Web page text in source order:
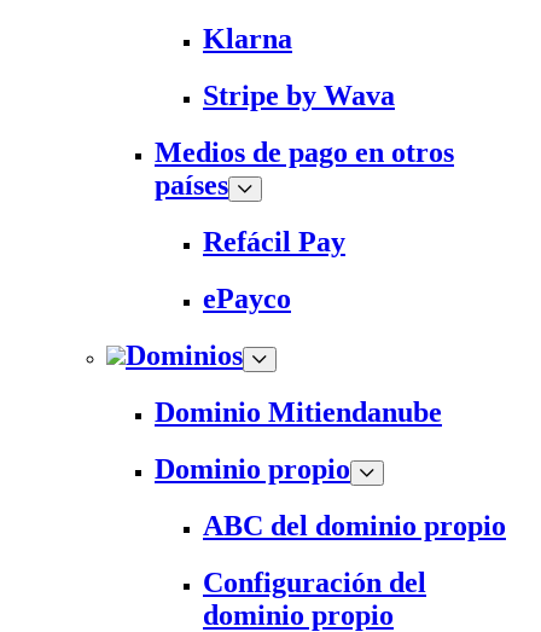
Klarna
Stripe by Wava
Medios de pago en otros
países
Refácil Pay
ePayco
Dominios
Dominio Mitiendanube
Dominio propio
ABC del dominio propio
Configuración del
dominio propio